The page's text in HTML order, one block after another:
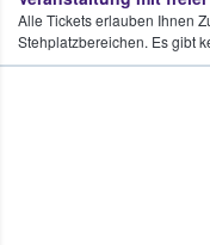
Alle Tickets erlauben Ihnen
Stehplatzbereichen. Es gibt